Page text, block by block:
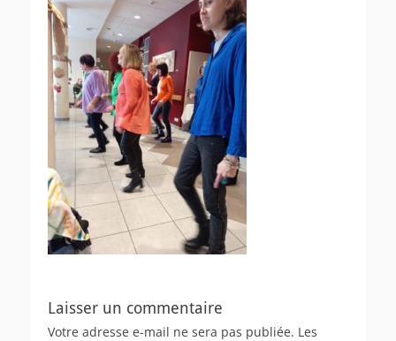
Laisser un commentaire
Votre adresse e-mail ne sera pas publiée. Les